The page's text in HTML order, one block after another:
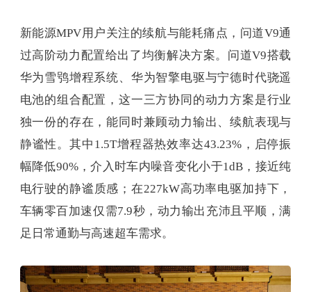
新能源MPV用户关注的续航与能耗痛点，问道V9通
过高阶动力配置给出了均衡解决方案。问道V9搭载
华为雪鸮增程系统、华为智擎电驱与宁德时代骁遥
电池的组合配置，这一三方协同的动力方案是行业
独一份的存在，能同时兼顾动力输出、续航表现与
静谧性。其中1.5T增程器热效率达43.23%，启停振
幅降低90%，介入时车内噪音变化小于1dB，接近纯
电行驶的静谧质感；在227kW高功率电驱加持下，
车辆零百加速仅需7.9秒，动力输出充沛且平顺，满
足日常通勤与高速超车需求。